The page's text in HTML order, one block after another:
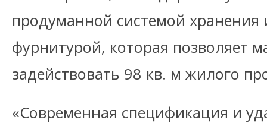
продуманной системой
фурнитурой, которая позволяет
задействовать 98 кв. м жилого
«Современная спецификация и